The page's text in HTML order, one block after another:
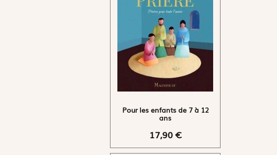
Pour les enfants de 7 à 12
ans
17,90 €